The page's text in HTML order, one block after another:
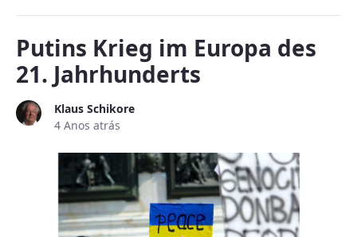
Putins Krieg im Europa des
21. Jahrhunderts
Klaus Schikore
4 Anos atrás